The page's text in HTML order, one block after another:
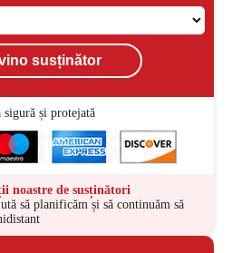
susținător
sigură și protejată
noastre de susținători
să planificăm și să continuăm să